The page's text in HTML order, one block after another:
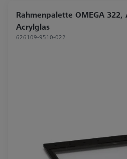
Rahmenpalette OMEGA 322,
Acrylglas
626109-9510-022